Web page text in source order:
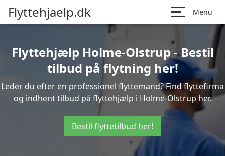
Flyttehjaelp.dk Menu
Flyttehjælp Holme-Olstrup - Bestil
tilbud på flytning her!
Leder du efter en professionel flyttemand? Find flyttefirma
og indhent tilbud på flyttehjælp i Holme-Olstrup her.
Bestil flyttetilbud her!